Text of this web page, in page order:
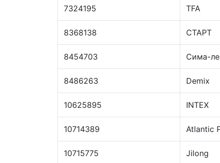
7324195 TFA
8368138 СТАРТ
8454703 Сима-
8486263 Demix
10625895 INTEX
10714389 Atlantic
10715775 Jilong